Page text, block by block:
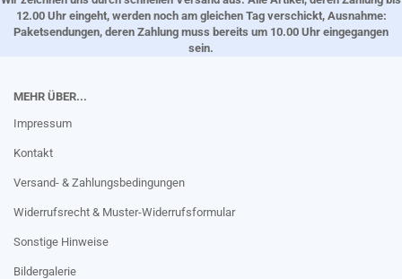
12.00 Uhr eingeht, werden noch am gleichen Tag verschickt, Ausnahme:
Paketsendungen, deren Zahlung muss bereits um 10.00 Uhr eingegangen
sein.
MEHR ÜBER...
Impressum
Kontakt
Versand- & Zahlungsbedingungen
Widerrufsrecht & Muster-Widerrufsformular
Sonstige Hinweise
Bildergalerie